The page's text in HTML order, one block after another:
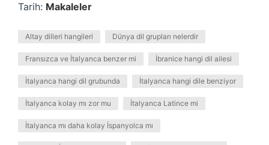
Tarih: Makaleler
Altay dilleri hangileri Dünya dil grupları nelerdir
Fransızca ve İtalyanca benzer mi İbranice hangi dil ailesi
İtalyanca hangi dil grubunda İtalyanca hangi dile benziyor
İtalyanca kolay mı zor mu İtalyanca Latince mi
İtalyanca mı daha kolay İspanyolca mı